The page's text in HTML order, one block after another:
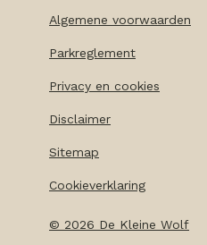
© 2026 De Kleine Wolf
Algemene voorwaarden
Parkreglement
Privacy en cookies
Disclaimer
Sitemap
Cookieverklaring